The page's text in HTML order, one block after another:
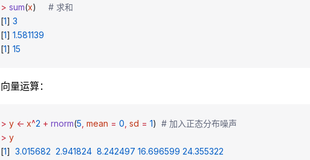
> sum(x) # 求和
[1] 3
[1] 1.581139
[1] 15
向量运算：
> y <- x^2 + rnorm(5 mean = 0 sd = 1) # 加入正态分布噪声
> y
[1] 3.015682
  2.941824
  8.242497
16.696599 24.355322